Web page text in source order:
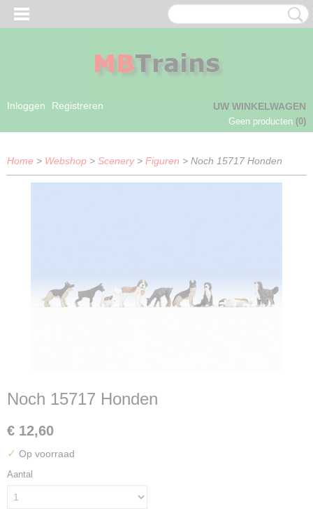
Inloggen Registreren UW WINKELWAGEN
Geen producten (0)
Home > Webshop > Scenery> Figuren > Noch 15717 Honden
Noch 15717 Honden
€ 12,60
✓ Op voorraad
Aantal